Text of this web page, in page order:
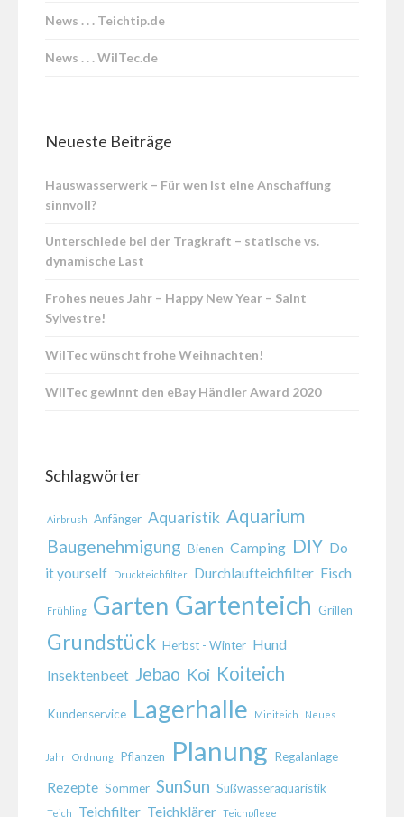
News . . . Teichtip.de
News . . . WilTec.de
Neueste Beiträge
Hauswasserwerk – Für wen ist eine Anschaffung
sinnvoll?
Unterschiede bei der Tragkraft – statische vs.
dynamische Last
Frohes neues Jahr – Happy New Year – Saint
Sylvestre!
WilTec wünscht frohe Weihnachten!
WilTec gewinnt den eBay Händler Award 2020
Schlagwörter
Airbrush Anfänger Aquaristik Aquarium
Baugenehmigung Bienen Camping DIY Do
it yourself
Druckteichfilter Durchlaufteichfilter Fisch
Frühling Garten Gartenteich Grillen
Grundstück Herbst - Winter Hund
Insektenbeet Jebao Koi Koiteich
Kundenservice Lagerhalle Miniteich Neues
Jahr Ordnung Pflanzen Planung Regalanlage
Rezepte Sommer SunSun Süßwasseraquaristik
Teich Teichfilter Teichklärer Teichpflege